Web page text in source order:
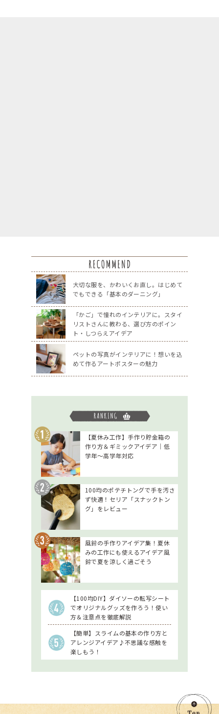
大切な服を、かわいくお直し。はじめて
でもできる「基本のダーニング」
「かご」で憧れのインテリアに。スタイ
リストさんに教わる、選び方のポイン
ト・しつらえアイデア
ペットの写真がインテリアに！想いを込
めて作るアートポスターの魅力
【夏休み工作】手作り貯金箱の
作り方＆ギミックアイデア｜低
学年～高学年対応
100均のポテチトングで手を汚さ
ず快適！セリア「スナックトン
グ」をレビュー
風鈴の手作りアイデア集！夏休
みの工作にも使えるアイデア風
鈴で夏を涼しく過ごそう
【100均DIY】ダイソーの転写シート
でオリジナルグッズを作ろう！使い
方＆注意点を徹底解説
【簡単】スライムの基本の作り方と
アレンジアイデア♪不思議な感触を
楽しもう！